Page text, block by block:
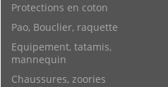
Protections en coton
Pao, Bouclier, raquette
Equipement, tatamis,
mannequin
Chaussures, zoories